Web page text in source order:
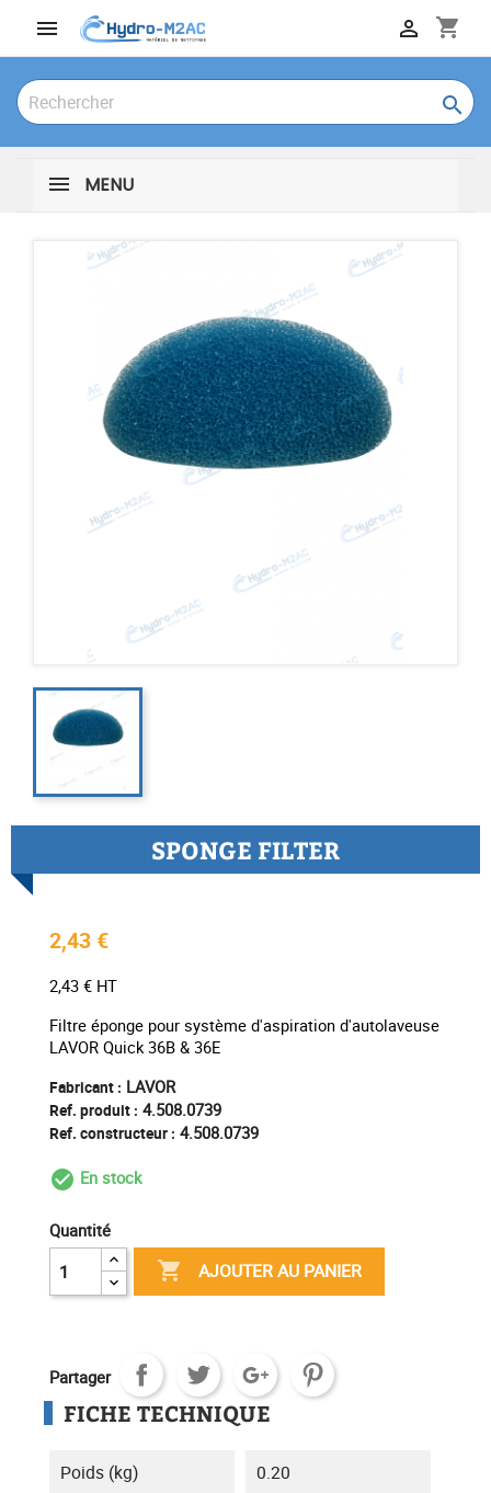
 shopping_cart


MENU
SPONGE FILTER
2,43 €
2,43 € HT
Filtre éponge pour système d'aspiration d'autolaveuse
LAVOR Quick 36B & 36E
Fabricant : LAVOR
Ref. produit : 4.508.0739
Ref. constructeur : 4.508.0739
check_circle_outline
En stock
Quantité
 AJOUTER AU PANIER
Partager
FICHE TECHNIQUE
Poids (kg) 0.20